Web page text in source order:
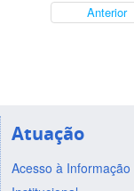
Anterior
Atuação
Acesso à Informação